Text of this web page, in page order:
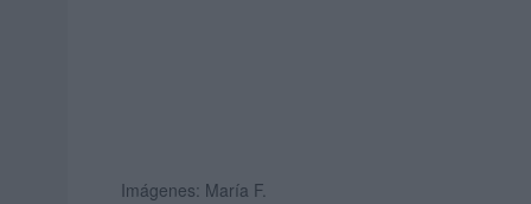
Imágenes: María F.